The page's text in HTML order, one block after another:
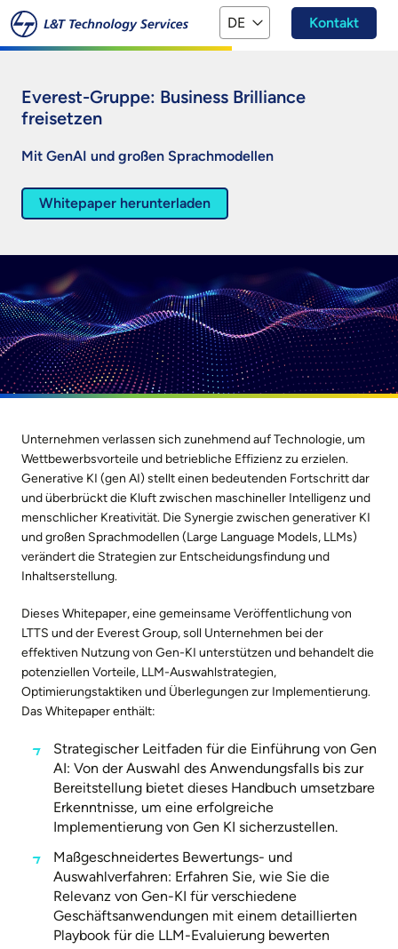
Zum Hauptinhalt springen
DE Kontakt
Everest-Gruppe: Business Brilliance
freisetzen
Mit GenAI und großen Sprachmodellen
Whitepaper herunterladen
Unternehmen verlassen sich zunehmend auf Technologie, um
Wettbewerbsvorteile und betriebliche Effizienz zu erzielen.
Generative KI (gen AI) stellt einen bedeutenden Fortschritt dar
und überbrückt die Kluft zwischen maschineller Intelligenz und
menschlicher Kreativität. Die Synergie zwischen generativer KI
und großen Sprachmodellen (Large Language Models, LLMs)
verändert die Strategien zur Entscheidungsfindung und
Inhaltserstellung.
Dieses Whitepaper, eine gemeinsame Veröffentlichung von
LTTS und der Everest Group, soll Unternehmen bei der
effektiven Nutzung von Gen-KI unterstützen und behandelt die
potenziellen Vorteile, LLM-Auswahlstrategien,
Optimierungstaktiken und Überlegungen zur Implementierung.
Das Whitepaper enthält:
Strategischer Leitfaden für die Einführung von Gen
AI: Von der Auswahl des Anwendungsfalls bis zur
Bereitstellung bietet dieses Handbuch umsetzbare
Erkenntnisse, um eine erfolgreiche
Implementierung von Gen KI sicherzustellen.
Maßgeschneidertes Bewertungs- und
Auswahlverfahren: Erfahren Sie, wie Sie die
Relevanz von Gen-KI für verschiedene
Geschäftsanwendungen mit einem detaillierten
Playbook für die LLM-Evaluierung bewerten